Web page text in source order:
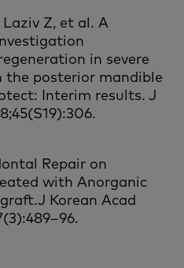
Z, et al. A
in severe
posterior mandible
Interim results. J
Repair on
with Anorganic
Korean Acad